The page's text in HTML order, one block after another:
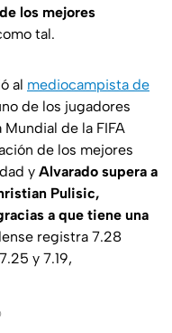
los mejores
tal.
al mediocampista de
de los jugadores
de la FIFA
de los mejores
y Alvarado supera a
Pulisic,
a que tiene una
registra 7.28
y 7.19,